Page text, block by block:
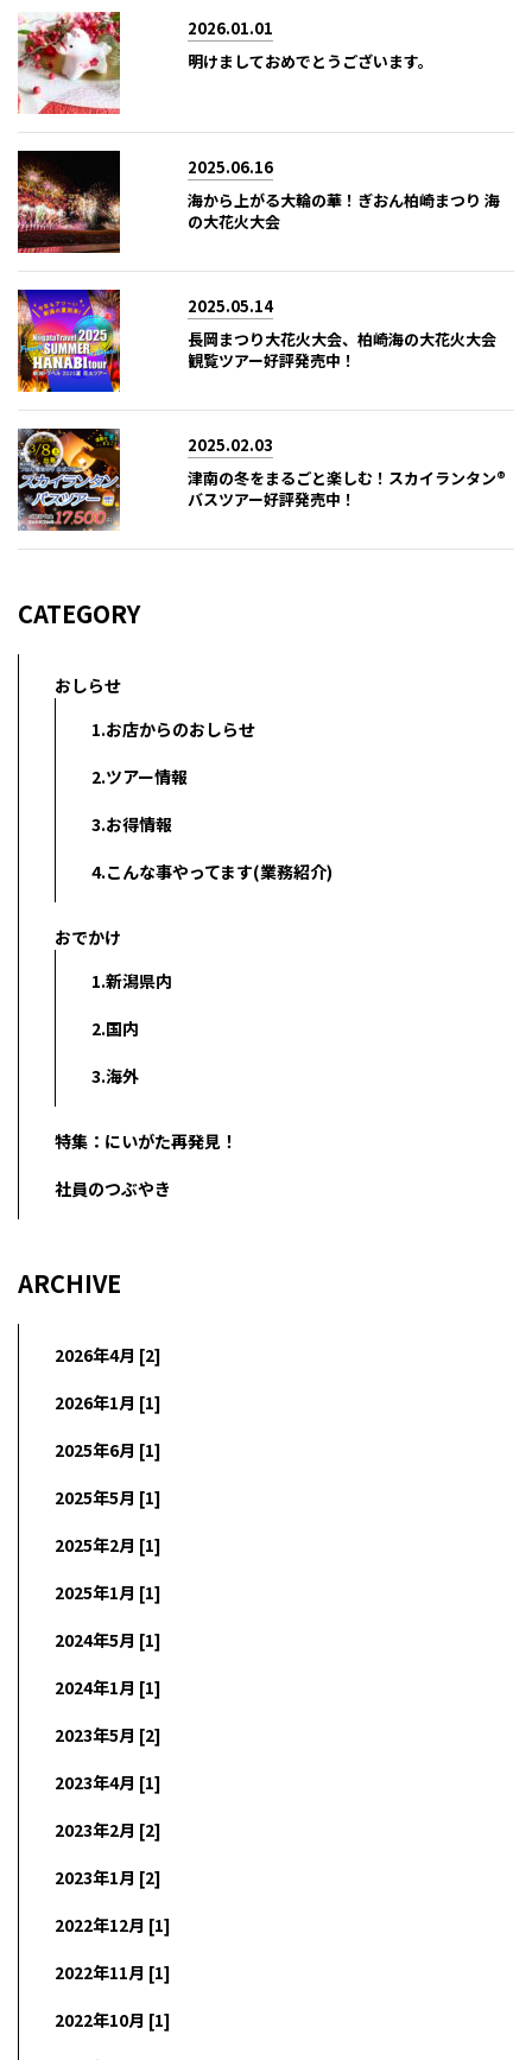
2026.01.01
明けましておめでとうございます。
2025.06.16
海から上がる大輪の華！ぎおん柏崎まつり 海
の大花火大会
2025.05.14
長岡まつり大花火大会、柏崎海の大花火大会
観覧ツアー好評発売中！
2025.02.03
津南の冬をまるごと楽しむ！スカイランタン®
バスツアー好評発売中！
CATEGORY
おしらせ
1.お店からのおしらせ
2.ツアー情報
3.お得情報
4.こんな事やってます(業務紹介)
おでかけ
1.新潟県内
2.国内
3.海外
特集：にいがた再発見！
社員のつぶやき
ARCHIVE
2026年4月 [2]
2026年1月 [1]
2025年6月 [1]
2025年5月 [1]
2025年2月 [1]
2025年1月 [1]
2024年5月 [1]
2024年1月 [1]
2023年5月 [2]
2023年4月 [1]
2023年2月 [2]
2023年1月 [2]
2022年12月 [1]
2022年11月 [1]
2022年10月 [1]